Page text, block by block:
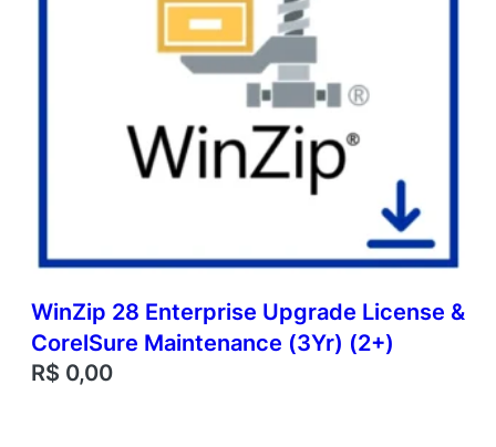
WinZip 28 Enterprise Upgrade License &
CorelSure Maintenance (3Yr) (2+)
R$ 0,00